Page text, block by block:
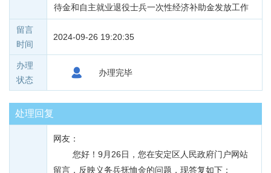
待金和自主就业退役士兵一次性经济补助金发放工作
义务兵家庭优待金发放管理办法》（甘退役军人发
［2021]89号）文件规定：“家庭优待金在服义务兵役
期间发放，补助标准按义务兵入伍上一年度城镇居民
兵家庭优待金由省级和市县共同负担，其中：省级财
应发放义务兵家庭优待金共33156.90元，目前应发放
名单已上报省退役军人事务厅审核。省退役军人事务
厅对2011年﹣2018年义务兵家庭优待金发放分两批下
留言
时间
2024-09-26 19:20:35
办理
状态
办理完毕
处理回复
网友：
留言，反映义务兵抚恤金的问题，现答复如下：